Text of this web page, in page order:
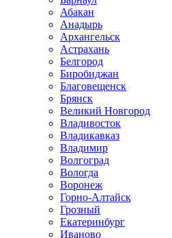
Абакан
Анадырь
Архангельск
Астрахань
Белгород
Биробиджан
Благовещенск
Брянск
Великий Новгород
Владивосток
Владикавказ
Владимир
Волгоград
Вологда
Воронеж
Горно-Алтайск
Грозный
Екатеринбург
Иваново